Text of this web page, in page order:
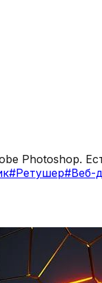
Photoshop.
#Ретушер#Веб-